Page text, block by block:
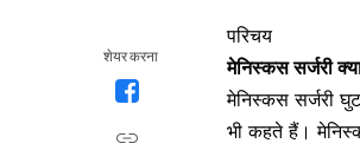
शेयर करना
परिचय
मेनिस्कस सर्जरी
मेनिस्कस सर्जरी
भी कहते हैं।